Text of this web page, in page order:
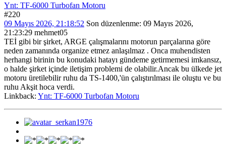
Ynt: TF-6000 Turbofan Motoru
#220
09 Mayıs 2026, 21:18:52 Son düzenlenme: 09 Mayıs 2026,
21:23:29 mehmet05
TEİ gibi bir şirket, ARGE çalışmalarını motorun parçalarına göre
neden zamanında organize etmez anlaşılmaz . Onca muhendisten
herhangi birinin bu konudaki hatayı gündeme getirmemesi imkansız,
o halde şirket içinde iletişim problemi de olabilir.Ancak bu ülkede jet
motoru üretilebilir ruhu da TS-1400,'ün çalıştırılması ile oluştu ve bu
ruhu Akşit hoca verdi.
Linkback: Ynt: TF-6000 Turbofan Motoru